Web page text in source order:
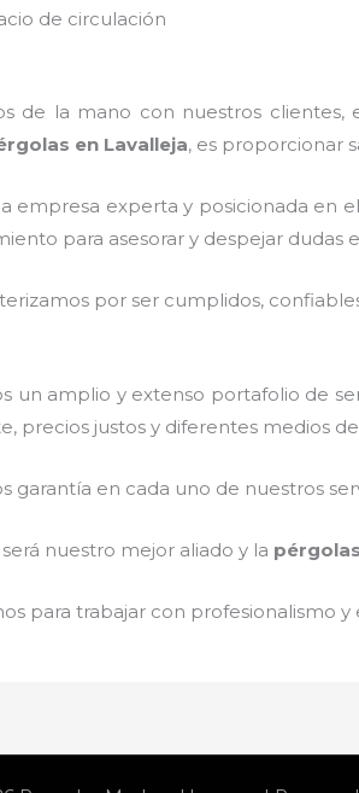
de circulación
de la mano con nuestros
en Lavalleja, es proporcionar
empresa experta y posicionada en
para asesorar y despejar dudas
por ser cumplidos,
un amplio y extenso portafolio de
precios justos y diferentes medios
garantía en cada uno de nuestros
nuestro mejor aliado y la pérgolas
para trabajar con profesionalismo y